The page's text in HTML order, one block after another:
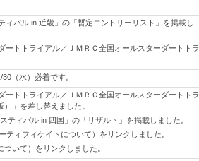
ィバル in 近畿」の「暫定エントリーリスト」を掲載し
ートトライアル／ＪＭＲＣ全国オールスターダートトラ
（水）必着です。
ートトライアル／ＪＭＲＣ全国オールスターダートトラ
」を差し替えました。
ティバル in 四国」の「リザルト」を掲載しました。
ティフィケイトについて）をリンクしました。
いて）をリンクしました。